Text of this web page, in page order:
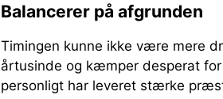
Balancerer på afgrunden
Timingen kunne ikke være mere
årtusinde og kæmper desperat
personligt har leveret stærke